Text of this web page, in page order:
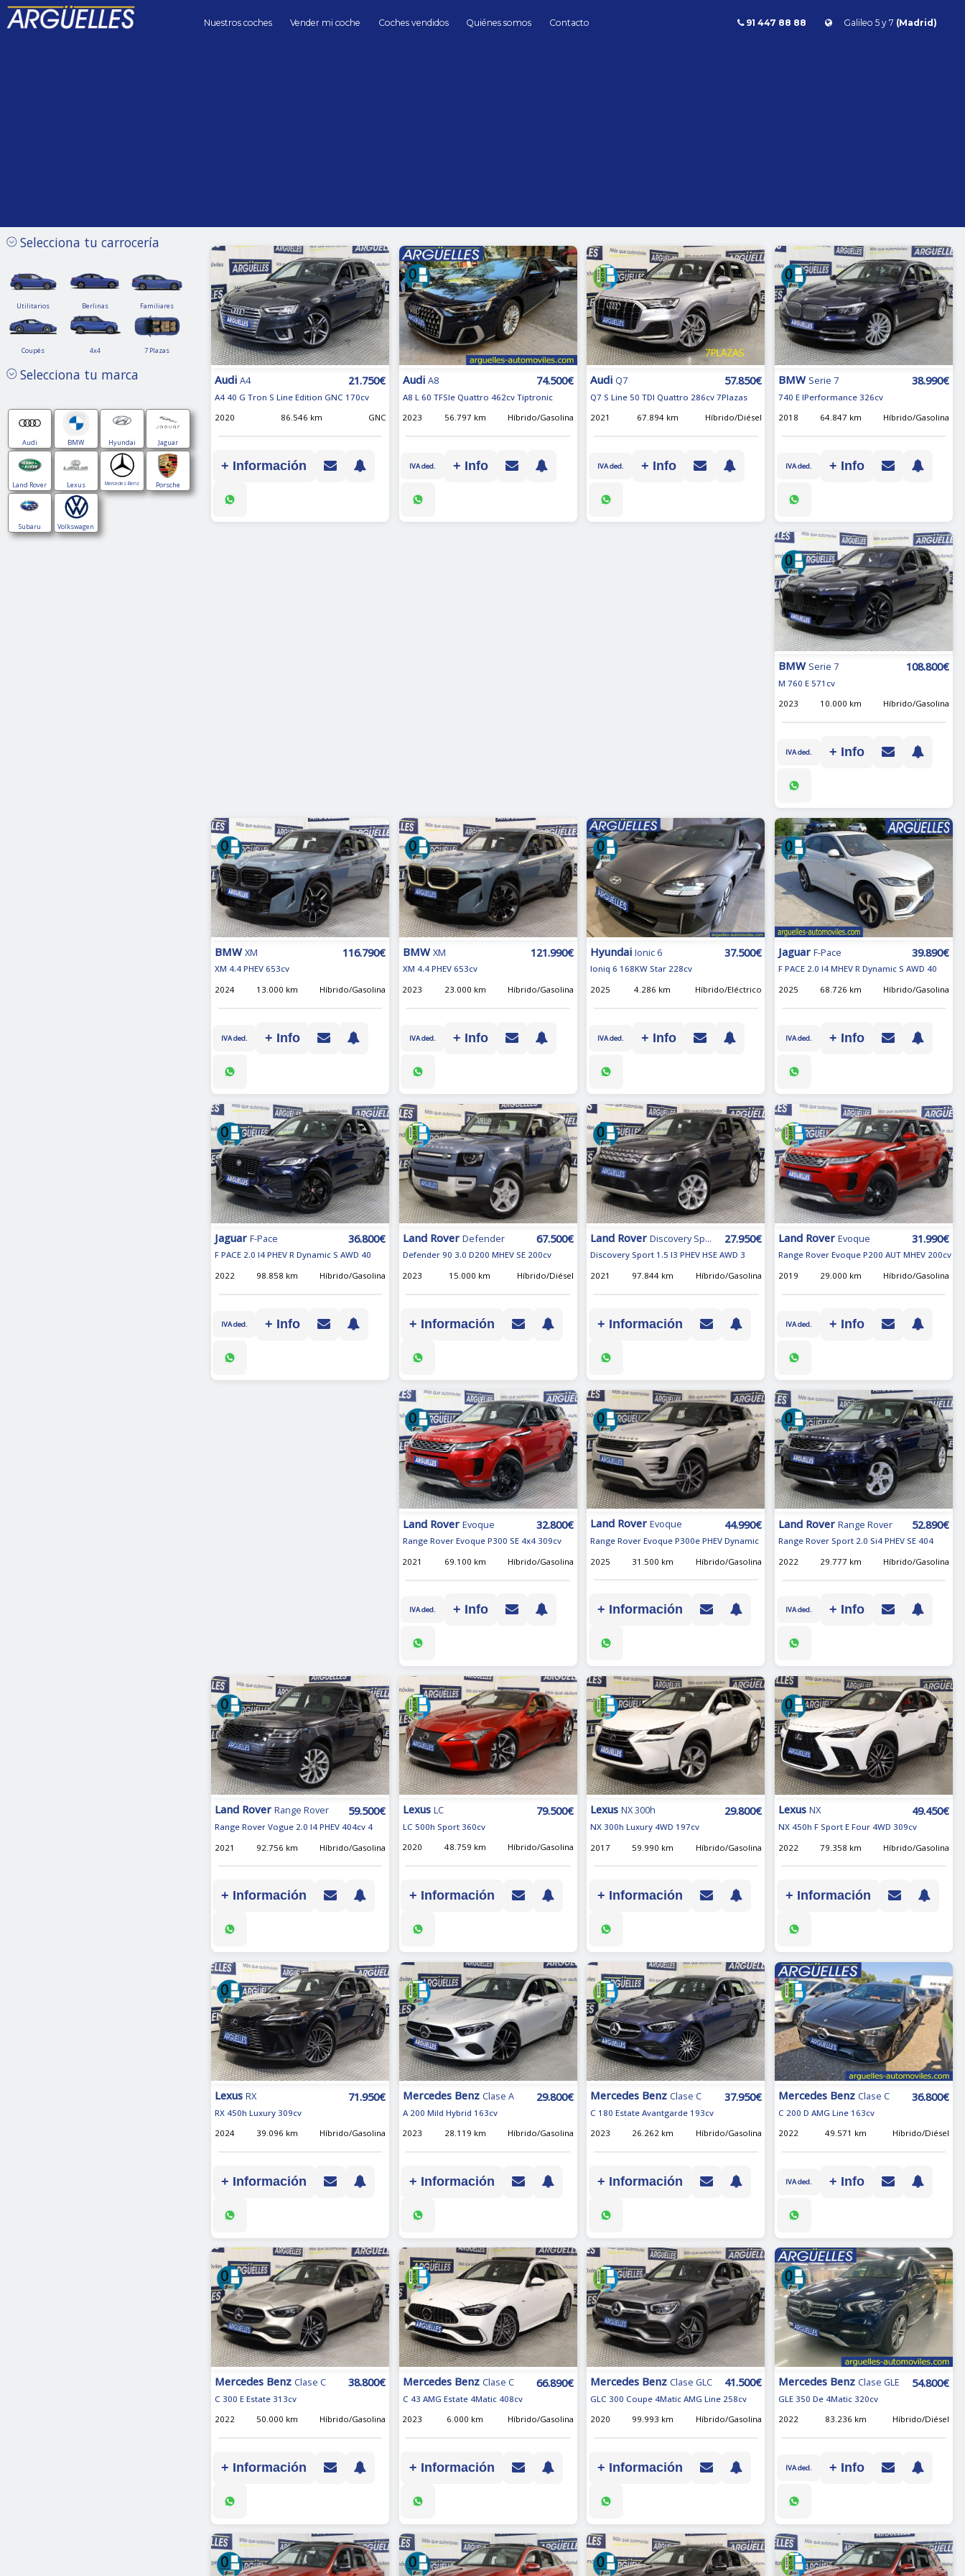
Nuestros coches Vender mi coche Coches vendidos Quiénes somos Contacto 91 447 88 88 Galileo 5 y 7 (Madrid)
Audi A4 21.750€
A4 40 G Tron S Line Edition GNC 170cv
2020
86.546 km GNC
+ Información
Audi A8 74.500€
A8 L 60 TFSIe Quattro 462cv Tiptronic
2023
56.797 km Híbrido/Gasolina
IVA ded. + Info
Audi Q7 57.850€
Q7 S Line 50 TDI Quattro 286cv 7Plazas
2021
67.894 km Híbrido/Diésel
IVA ded. + Info
BMW Serie 7 38.990€
740 E IPerformance 326cv
2018
64.847 km Híbrido/Gasolina
IVA ded. + Info
BMW Serie 7 108.800€
M 760 E 571cv
2023
10.000 km Híbrido/Gasolina
IVA ded. + Info
BMW XM 116.790€
XM 4.4 PHEV 653cv
2024
13.000 km Híbrido/Gasolina
IVA ded. + Info
BMW XM 121.990€
XM 4.4 PHEV 653cv
2023
23.000 km Híbrido/Gasolina
IVA ded. + Info
Hyundai Ionic 6 37.500€
Ioniq 6 168KW Star 228cv
2025
4.286 km Híbrido/Eléctrico
IVA ded. + Info
Jaguar F-Pace 39.890€
F PACE 2.0 I4 MHEV R Dynamic S AWD 40
2025
68.726 km Híbrido/Gasolina
IVA ded. + Info
Jaguar F-Pace 36.800€
F PACE 2.0 I4 PHEV R Dynamic S AWD 40
2022
98.858 km Híbrido/Gasolina
IVA ded. + Info
Land Rover Defender 67.500€
Defender 90 3.0 D200 MHEV SE 200cv
2023
15.000 km Híbrido/Diésel
+ Información
Land Rover Discovery Sp... 27.950€
Discovery Sport 1.5 I3 PHEV HSE AWD 3
2021
97.844 km Híbrido/Gasolina
+ Información
Land Rover Evoque 31.990€
Range Rover Evoque P200 AUT MHEV 200cv
2019
29.000 km Híbrido/Gasolina
IVA ded. + Info
Land Rover Evoque 32.800€
Range Rover Evoque P300 SE 4x4 309cv
2021
69.100 km Híbrido/Gasolina
IVA ded. + Info
Land Rover Evoque 44.990€
Range Rover Evoque P300e PHEV Dynamic
2025
31.500 km Híbrido/Gasolina
+ Información
Land Rover Range Rover 52.890€
Range Rover Sport 2.0 Si4 PHEV SE 404
2022
29.777 km Híbrido/Gasolina
IVA ded. + Info
Land Rover Range Rover 59.500€
Range Rover Vogue 2.0 I4 PHEV 404cv 4
2021
92.756 km Híbrido/Gasolina
+ Información
Lexus LC 79.500€
LC 500h Sport 360cv
2020
48.759 km Híbrido/Gasolina
+ Información
Lexus NX 300h 29.800€
NX 300h Luxury 4WD 197cv
2017
59.990 km Híbrido/Gasolina
+ Información
Lexus NX 49.450€
NX 450h F Sport E Four 4WD 309cv
2022
79.358 km Híbrido/Gasolina
+ Información
Lexus RX 71.950€
RX 450h Luxury 309cv
2024
39.096 km Híbrido/Gasolina
+ Información
Mercedes Benz Clase A 29.800€
A 200 Mild Hybrid 163cv
2023
28.119 km Híbrido/Gasolina
+ Información
Mercedes Benz Clase C 37.950€
C 180 Estate Avantgarde 193cv
2023
26.262 km Híbrido/Gasolina
+ Información
Mercedes Benz Clase C 36.800€
C 200 D AMG Line 163cv
2022
49.571 km Híbrido/Diésel
IVA ded. + Info
Mercedes Benz Clase C 38.800€
C 300 E Estate 313cv
2022
50.000 km Híbrido/Gasolina
+ Información
Mercedes Benz Clase C 66.890€
C 43 AMG Estate 4Matic 408cv
2023
6.000 km Híbrido/Gasolina
+ Información
Mercedes Benz Clase GLC 41.500€
GLC 300 Coupe 4Matic AMG Line 258cv
2020
99.993 km Híbrido/Gasolina
+ Información
Mercedes Benz Clase GLE 54.800€
GLE 350 De 4Matic 320cv
2022
83.236 km Híbrido/Diésel
IVA ded. + Info
Selecciona tu carrocería
UtilitariosUtilitariosBerlinasBerlinasFamiliares
CoupésCoupés 4x44x4 7 Plazas7
Selecciona tu marca
AudiHibrido
segundamano
BMWHibrido
segundamano
HyundaiHibrido
segundamano
JaguarHibrido
segundamano
Land Rover
Hibrido
segundamano
Lexus
Hibrido
segundamano
Mercedes Benz
Hibrido
segundamano
PorscheHibrido
segundamano
SubaruHibrido
segundamano
Volkswagen
Hibrido
segundamano